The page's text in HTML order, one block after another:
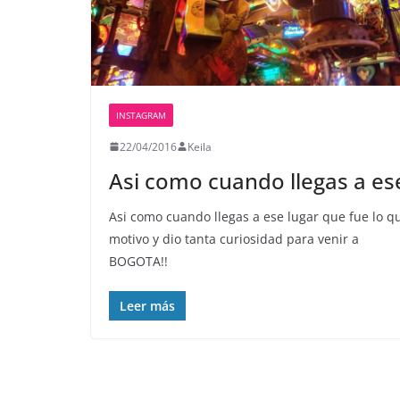
INSTAGRAM
22/04/2016 Keila
Asi como cuando llegas a
Asi como cuando llegas a ese lugar que fue lo
motivo y dio tanta curiosidad para venir a
BOGOTA!!
Leer más